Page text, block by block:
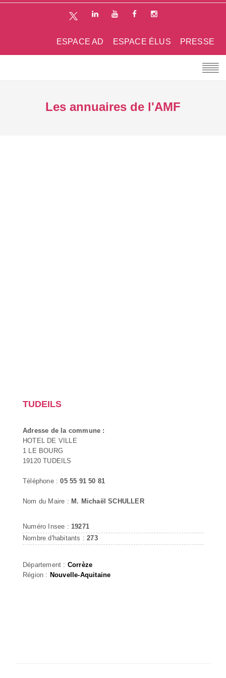
PRESSE
ESPACE ÉLUS
ESPACE AD
Les annuaires de l'AMF
TUDEILS
Adresse de la commune :
HOTEL DE VILLE
1 LE BOURG
19120 TUDEILS
Téléphone :05 55 91 50 81
Nom du Maire : M. Michaël SCHULLER
Numéro Insee : 19271
Nombre d'habitants :273
Département : Corrèze
Région : Nouvelle-Aquitaine